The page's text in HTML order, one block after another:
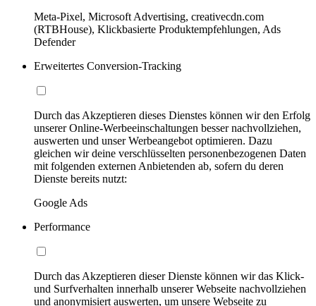
Meta-Pixel, Microsoft Advertising, creativecdn.com
(RTBHouse), Klickbasierte Produktempfehlungen, Ads
Defender
Erweitertes Conversion-Tracking
Durch das Akzeptieren dieses Dienstes können wir den Erfolg
unserer Online-Werbeeinschaltungen besser nachvollziehen,
auswerten und unser Werbeangebot optimieren. Dazu
gleichen wir deine verschlüsselten personenbezogenen Daten
mit folgenden externen Anbietenden ab, sofern du deren
Dienste bereits nutzt:
Google Ads
Performance
Durch das Akzeptieren dieser Dienste können wir das Klick-
und Surfverhalten innerhalb unserer Webseite nachvollziehen
und anonymisiert auswerten, um unsere Webseite zu